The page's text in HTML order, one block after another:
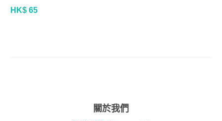
HK$ 65
關於我們